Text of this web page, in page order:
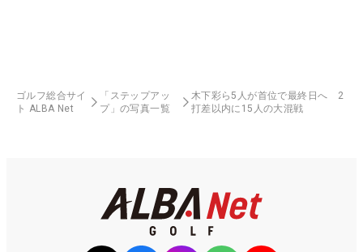
ゴルフ総合サイ
ト ALBA Net
「ステップアッ
プ」の写真一覧
木下彩ら5人が首位で最終日へ 2
打差以内に15人の大混戦